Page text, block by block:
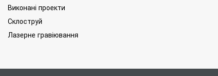
Виконані проекти
Склоструй
Лазерне гравіювання